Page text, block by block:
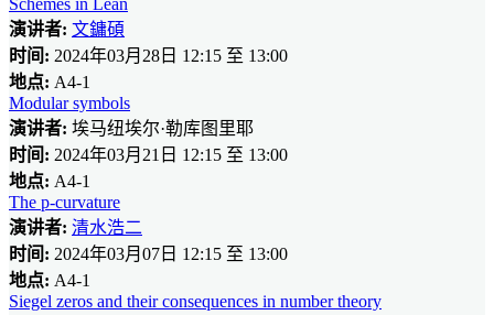
演讲者: 文鏞碩
时间: 2024年03月28日 12:15 至 13:00
地点: A4-1
Modular symbols
演讲者: 埃马纽埃尔·勒库图里耶
时间: 2024年03月21日 12:15 至 13:00
地点: A4-1
The p-curvature
演讲者: 清水浩二
时间: 2024年03月07日 12:15 至 13:00
地点: A4-1
Siegel zeros and their consequences in number theory